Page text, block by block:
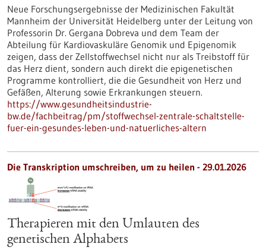
Neue Forschungsergebnisse der Medizinischen Fakultät
Mannheim der Universität Heidelberg unter der Leitung von
Professorin Dr. Gergana Dobreva und dem Team der
Abteilung für Kardiovaskuläre Genomik und Epigenomik
zeigen, dass der Zellstoffwechsel nicht nur als Treibstoff für
das Herz dient, sondern auch direkt die epigenetischen
Programme kontrolliert, die die Gesundheit von Herz und
Gefäßen, Alterung sowie Erkrankungen steuern.
https://www.gesundheitsindustrie-
bw.de/fachbeitrag/pm/stoffwechsel-zentrale-schaltstelle-
fuer-ein-gesundes-leben-und-natuerliches-altern
Die Transkription umschreiben, um zu heilen - 29.01.2026
Therapieren mit den Umlauten des
genetischen Alphabets